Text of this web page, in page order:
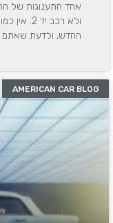
אחד התענוגות של
ולא רכב
החדש, ולדעת שאתם
AMERICAN CAR BLOG